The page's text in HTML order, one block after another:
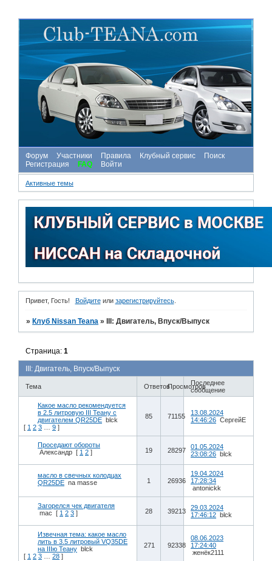
Форум Участники Правила Клубный сервис
Поиск
Регистрация
FAQ Войти
Активные темы
Привет, Гость! Войдитеили зарегистрируйтесь.
» Клуб Nissan Teana » III: Двигатель, Впуск/Выпуск
III: Двигатель, Впуск/Выпуск
Страница:1
Тема ОтветовПросмотровПоследнее
сообщение
Какое масло рекомендуется
в 2.5 литровую III Теану с
двигателем QR25DE blck
[ 1 2 3 9 ]
85 71155
13.08.2024
14:46:26 СергейЕ
Проседают обороты
Алeкcaндp [ 1 2 ] 19 28297
01.05.2024
23:08:26 blck
масло в свечных колодцах
QR25DE na masse 1 26936
19.04.2024
17:28:34
antonickk
Загорелся чек двигателя
mac [ 1 2 3 ] 28 39213
29.03.2024
17:46:12 blck
Извечная тема: какое масло
лить в 3.5 литровый VQ35DE
на IIIю Теану blck
[ 1 2 3 28 ]
271 92338
08.06.2023
17:24:40
женёк2111